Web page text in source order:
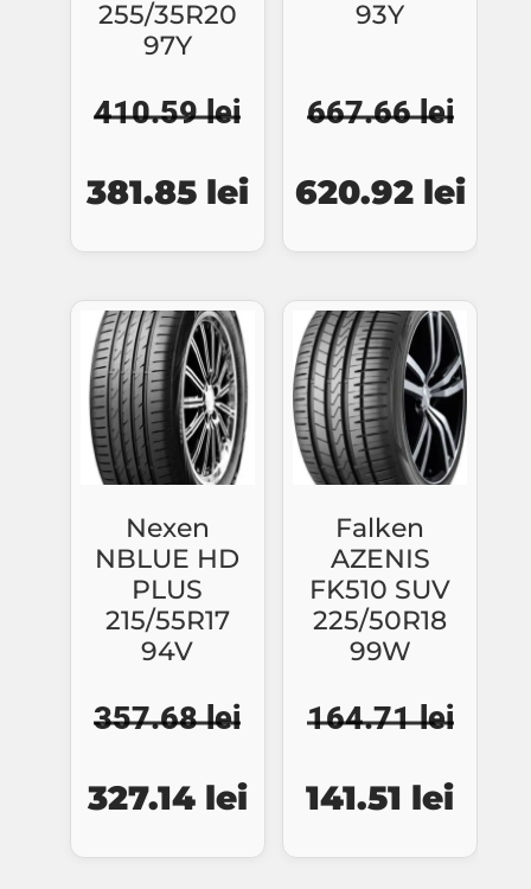
255/35R20
97Y
410.59lei
inițial
a
fost:
410.59 lei.
381.85 lei
curent
este:
381.85 lei.
93Y
667.66lei
inițial
a
fost:
667.66 lei.
620.92 lei
Nexen
NBLUE HD
PLUS
215/55R17
94V
357.68lei
inițial
a
327.14 lei
curent
este:
Falken
AZENIS
FK510 SUV
225/50R18
99W
164.71lei
inițial
a
141.51 lei
este: